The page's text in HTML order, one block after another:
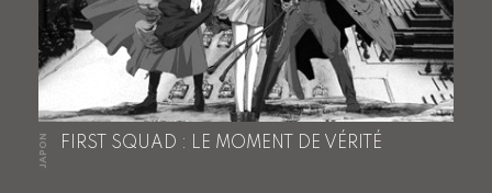
JAPON FIRST SQUAD : LE MOMENT DE VÉRITÉ